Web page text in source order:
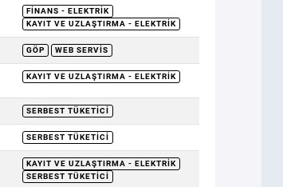
FINANS - ELEKTRIK
KAYIT VE UZLAŞTIRMA - ELEKTRIK
GÖP WEB SERVIS
KAYIT VE UZLAŞTIRMA - ELEKTRIK
SERBEST TÜKETICI
SERBEST TÜKETICI
KAYIT VE UZLAŞTIRMA - ELEKTRIK
SERBEST TÜKETICI